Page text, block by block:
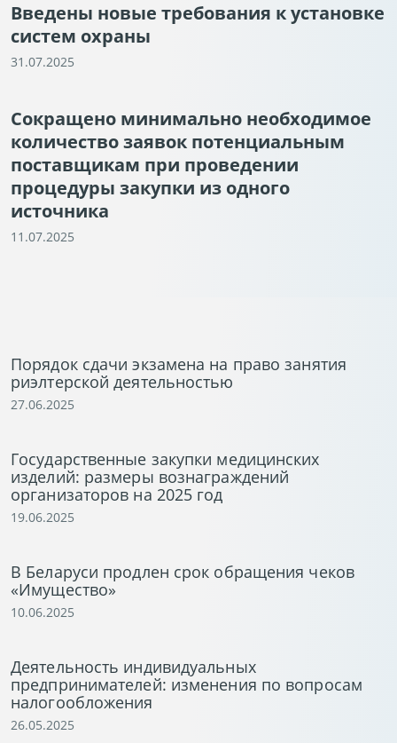
Введены новые требования к установке
систем охраны
31.07.2025
Сокращено минимально необходимое
количество заявок потенциальным
поставщикам при проведении
процедуры закупки из одного
источника
11.07.2025
Порядок сдачи экзамена на право занятия
риэлтерской деятельностью
27.06.2025
Государственные закупки медицинских
изделий: размеры вознаграждений
организаторов на 2025 год
19.06.2025
В Беларуси продлен срок обращения чеков
«Имущество»
10.06.2025
Деятельность индивидуальных
предпринимателей: изменения по вопросам
налогообложения
26.05.2025